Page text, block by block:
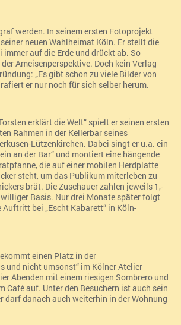
werden. In seinem ersten Fotoprojekt
neuen Wahlheimat Köln. Er stellt die
auf die Erde und drückt ab. So
Ameisenperspektive. Doch kein Verlag
„Es gibt schon zu viele Bilder von
er nur noch für sich selber herum.
erklärt die Welt“ spielt er seinen ersten
Rahmen in der Kellerbar seines
Lützenkirchen. Dabei singt er u.a. ein
an der Bar“ und montiert eine hängende
die auf einer mobilen Herdplatte
steht, um das Publikum miterleben zu
brät. Die Zuschauer zahlen jeweils 1,-
Basis. Nur drei Monate später folgt
Auftritt bei „Escht Kabarett“ in Köln-
einen Platz in der
und nicht umsonst“ im Kölner Atelier
Abenden mit einem riesigen Sombrero und
Café auf. Unter den Besuchern ist auch sein
darf danach auch weiterhin in der Wohnung